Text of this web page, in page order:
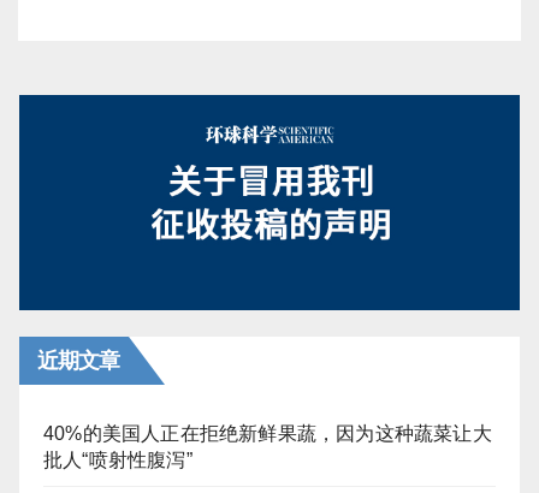
近期文章
40%的美国人正在拒绝新鲜果蔬，因为这种蔬菜让大
批人“喷射性腹泻”